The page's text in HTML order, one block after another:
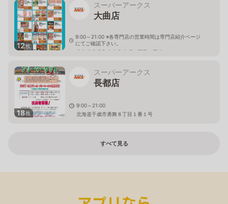
12枚
スーパーアークス
大曲店
9:00～21:00 ※各専門店の営業時間は専門店紹介ページ
にてご確認下さい。
北海道北広島市大曲幸町６丁目１番地
18枚
スーパーアークス
長都店
9:00～21:00
北海道千歳市勇舞８丁目１番１号
すべて見る